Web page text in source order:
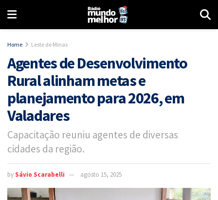
Home Leste de Minas
Agentes de Desenvolvimento
Rural alinham metas e
planejamento para 2026, em
Valadares
Capacitação reuniu agentes de diversas
cidades da região.
bySávio Scarabelli agosto 15, 2025